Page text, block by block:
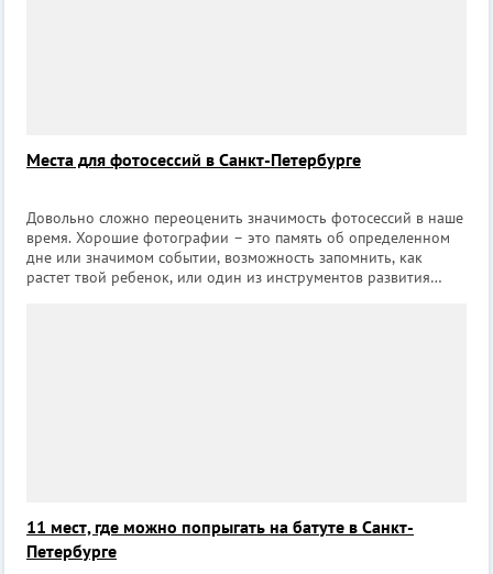
Места для фотосессий в Санкт-Петербурге
Довольно сложно переоценить значимость фотосессий в наше
время. Хорошие фотографии – это память об определенном
дне или значимом событии, возможность запомнить, как
растет твой ребенок, или один из инструментов развития
11 мест, где можно попрыгать на батуте в Санкт-
Петербурге